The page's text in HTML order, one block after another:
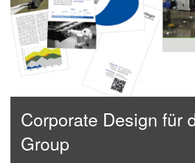
Corporate Design für
Group